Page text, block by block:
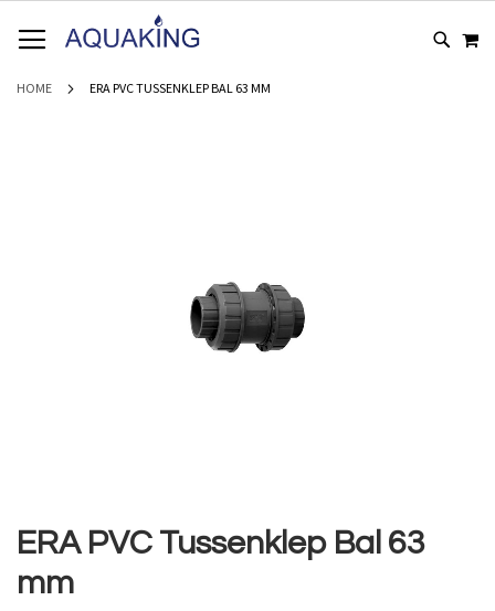
NAAR
DE
HOME ERA PVC TUSSENKLEP BAL 63 MM
ERA PVC Tussenklep Bal 63
mm
naar
het
begin
van